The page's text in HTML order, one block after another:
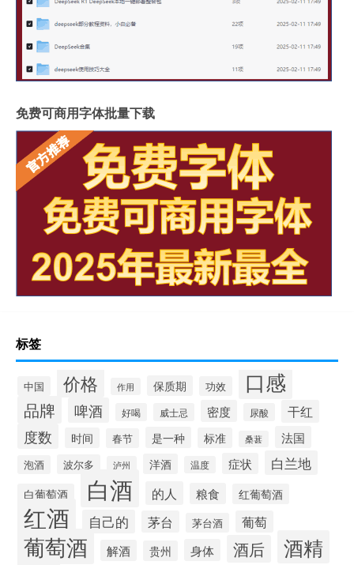
免费可商用字体批量下载
标签
中国 价格 作用 保质期 功效 口感
品牌 啤酒 好喝 威士忌 密度 尿酸 干红
度数 时间 春节 是一种 标准 桑葚 法国
泡酒 波尔多 泸州 洋酒 温度 症状 白兰地
白葡萄酒 白酒 的人 粮食 红葡萄酒
红酒 自己的 茅台 茅台酒 葡萄
葡萄酒 解酒 贵州 身体 酒后 酒精